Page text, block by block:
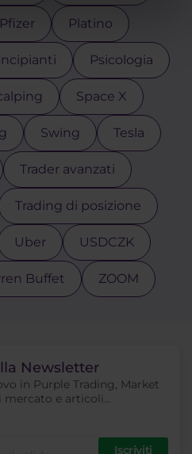
Pfizer Platino
Psicologia
Space X
Swing Tesla
Trader avanzati
Trading di posizione
Uber USDCZK
Buffet ZOOM
Newsletter
in Purple Trading, Market
mercato e articoli...
Iscriviti